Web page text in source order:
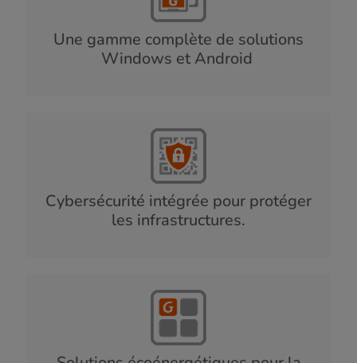
Une gamme complète de solutions
Windows et Android
Cybersécurité intégrée pour protéger
les infrastructures.